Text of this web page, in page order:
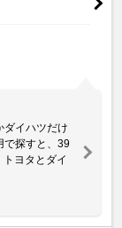
ダイハツだけ
で探すと、39
ヨタとダイ